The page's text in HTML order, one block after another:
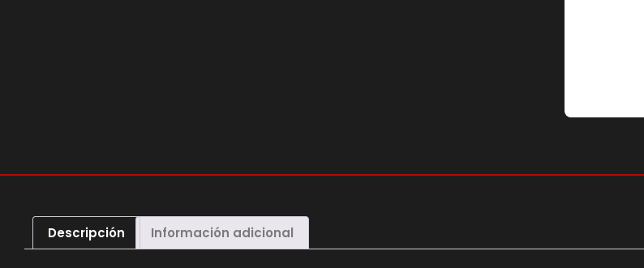
Descripción Información adicional